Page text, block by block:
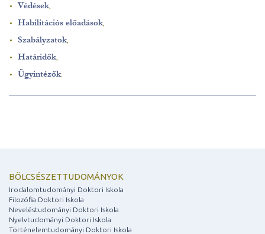
Védések,
Habilitációs előadások,
Szabályzatok,
Határidők,
Ügyintézők.
BÖLCSÉSZETTUDOMÁNYOK
Irodalomtudományi Doktori Iskola
Filozófia Doktori Iskola
Neveléstudományi Doktori Iskola
Nyelvtudományi Doktori Iskola
Történelemtudományi Doktori Iskola